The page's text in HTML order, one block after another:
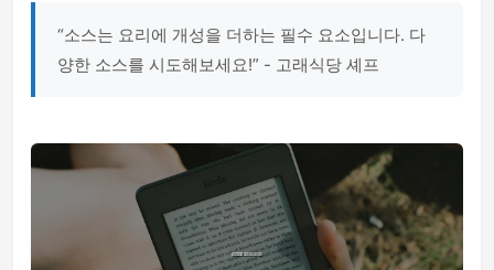
“소스는 요리에 개성을 더하는 필수 요소입니다. 다
양한 소스를 시도해보세요!” - 고래식당 셰프